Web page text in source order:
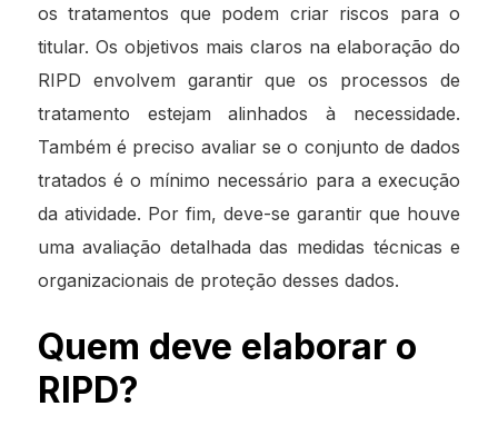
os tratamentos que podem criar riscos para o
titular. Os objetivos mais claros na elaboração do
RIPD envolvem garantir que os processos de
tratamento estejam alinhados à necessidade.
Também é preciso avaliar se o conjunto de dados
tratados é o mínimo necessário para a execução
da atividade. Por fim, deve-se garantir que houve
uma avaliação detalhada das medidas técnicas e
organizacionais de proteção desses dados.
Quem deve elaborar o
RIPD?